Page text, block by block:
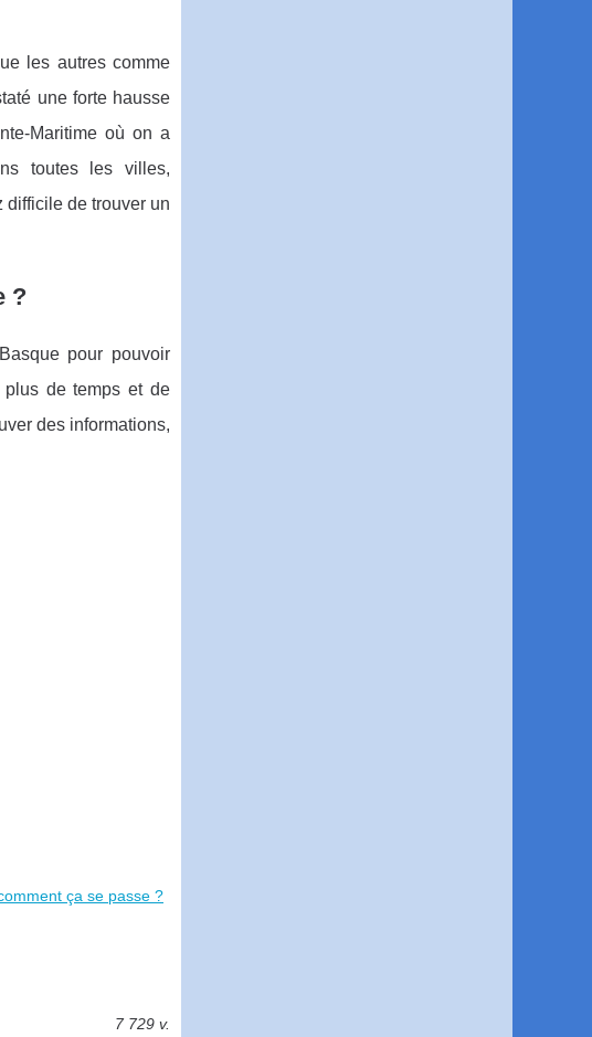
les autres comme
une forte hausse
Maritime où on a
toutes les villes,
difficile de trouver un
?
pour pouvoir
plus de temps et de
des informations,
ça se passe ?
7 729 v.